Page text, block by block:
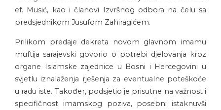
ef. Musić, kao i članovi Izvršnog odbora na čelu sa
predsjednikom Jusufom Zahiragićem.
Prilikom predaje dekreta novom glavnom imamu
muftija sarajevski govorio o potrebi djelovanja kroz
organe Islamske zajednice u Bosni i Hercegovini u
svjetlu iznalaženja rješenja za eventualne poteškoće
u radu iste. Također, podsjetio je prisutne na važnost i
specifičnost imamskog poziva, posebni istaknuvši